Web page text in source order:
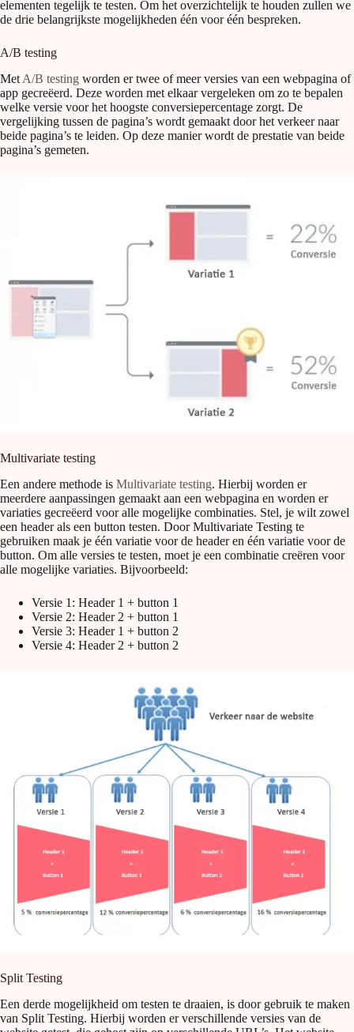
elementen tegelijk te testen. Om het overzichtelijk te houden zullen we
de drie belangrijkste mogelijkheden één voor één bespreken.
A/B testing
Met A/B testing worden er twee of meer versies van een webpagina of
app gecreëerd. Deze worden met elkaar vergeleken om zo te bepalen
welke versie voor het hoogste conversiepercentage zorgt. De
vergelijking tussen de pagina’s wordt gemaakt door het verkeer naar
beide pagina’s te leiden. Op deze manier wordt de prestatie van beide
pagina’s gemeten.
Multivariate testing
Een andere methode is Multivariate testing. Hierbij worden er
meerdere aanpassingen gemaakt aan een webpagina en worden er
variaties gecreëerd voor alle mogelijke combinaties. Stel, je wilt zowel
een header als een button testen. Door Multivariate Testing te
gebruiken maak je één variatie voor de header en één variatie voor de
button. Om alle versies te testen, moet je een combinatie creëren voor
alle mogelijke variaties. Bijvoorbeeld:
Versie 1: Header 1 + button 1
Versie 2: Header 2 + button 1
Versie 3: Header 1 + button 2
Versie 4: Header 2 + button 2
Split Testing
Een derde mogelijkheid om testen te draaien, is door gebruik te maken
van Split Testing. Hierbij worden er verschillende versies van de